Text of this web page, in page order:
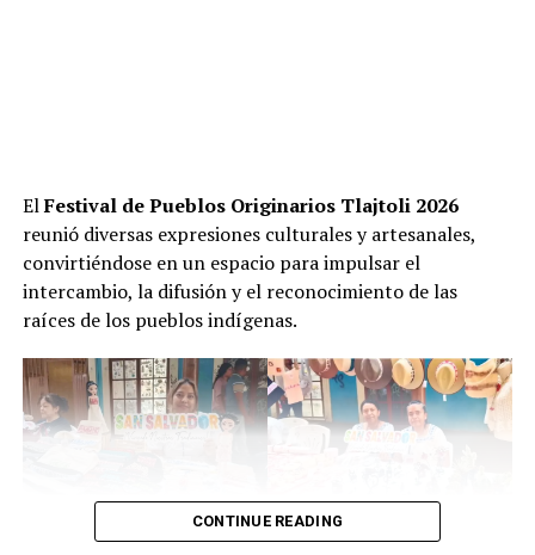
ElFestival de Pueblos Originarios Tlajtoli 2026
reunió diversas expresiones culturales y artesanales,
convirtiéndose en un espacio para impulsar el
intercambio, la difusión y el reconocimiento de las
raíces de los pueblos indígenas.
CONTINUE READING